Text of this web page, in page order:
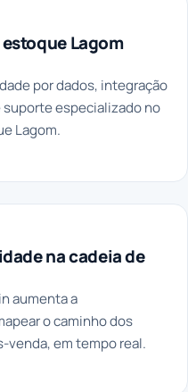
Lagom
por dados, integração
especializado no
Lagom.
na cadeia de
aumenta a
o caminho dos
venda, em tempo real.